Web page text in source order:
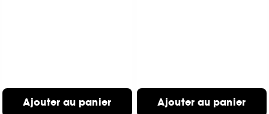
Ajouter au panier Ajouter au panier